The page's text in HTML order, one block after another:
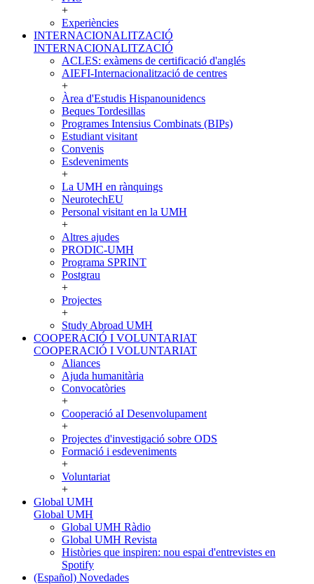
+
Experiències
INTERNACIONALITZACIÓ
INTERNACIONALITZACIÓ
ACLES: exàmens de certificació d'anglés
AIEFI-Internacionalització de centres
+
Àrea d'Estudis Hispanounidencs
Beques Tordesillas
Programes Intensius Combinats (BIPs)
Estudiant visitant
Convenis
Esdeveniments
+
La UMH en rànquings
NeurotechEU
Personal visitant en la UMH
+
Altres ajudes
PRODIC-UMH
Programa SPRINT
Postgrau
+
Projectes
+
Study Abroad UMH
COOPERACIÓ I VOLUNTARIAT
COOPERACIÓ I VOLUNTARIAT
Aliances
Ajuda humanitària
Convocatòries
+
Cooperació aI Desenvolupament
+
Projectes d'investigació sobre ODS
Formació i esdeveniments
+
Voluntariat
+
Global UMH
Global UMH
Global UMH Ràdio
Global UMH Revista
Històries que inspiren: nou espai d'entrevistes en
Spotify
(Español) Novedades